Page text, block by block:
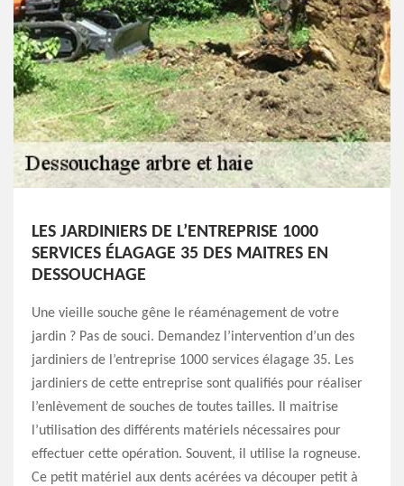
LES JARDINIERS DE L’ENTREPRISE 1000
SERVICES ÉLAGAGE 35 DES MAITRES EN
DESSOUCHAGE
Une vieille souche gêne le réaménagement de votre
jardin ? Pas de souci. Demandez l’intervention d’un des
jardiniers de l’entreprise 1000 services élagage 35. Les
jardiniers de cette entreprise sont qualifiés pour réaliser
l’enlèvement de souches de toutes tailles. Il maitrise
l’utilisation des différents matériels nécessaires pour
effectuer cette opération. Souvent, il utilise la rogneuse.
Ce petit matériel aux dents acérées va découper petit à